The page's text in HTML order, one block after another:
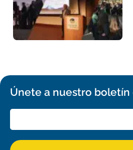
Únete a nuestro boletín